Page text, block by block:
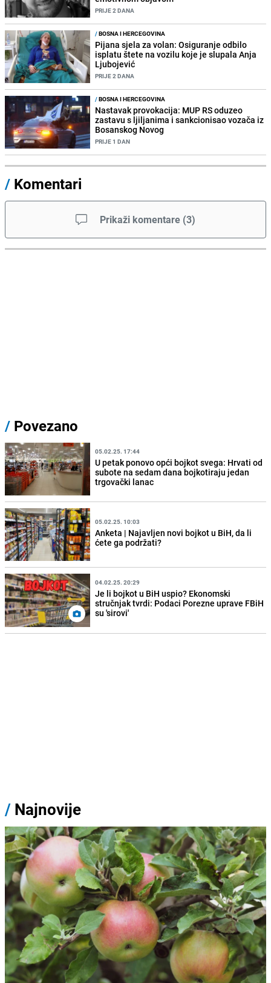
PRIJE 2 DANA
/BOSNA I HERCEGOVINA
Pijana sjela za volan: Osiguranje odbilo
isplatu štete na vozilu koje je slupala Anja
Ljubojević
PRIJE 2 DANA
/BOSNA I HERCEGOVINA
Nastavak provokacija: MUP RS oduzeo
zastavu s ljiljanima i sankcionisao vozača iz
Bosanskog Novog
PRIJE 1 DAN
/ Komentari
Prikaži komentare (3)
/ Povezano
05.02.25. 17:44
U petak ponovo opći bojkot svega: Hrvati od
subote na sedam dana bojkotiraju jedan
trgovački lanac
05.02.25. 10:03
Anketa | Najavljen novi bojkot u BiH, da li
ćete ga podržati?
04.02.25. 20:29
Je li bojkot u BiH uspio? Ekonomski
stručnjak tvrdi: Podaci Porezne uprave FBiH
su 'sirovi'
/ Najnovije